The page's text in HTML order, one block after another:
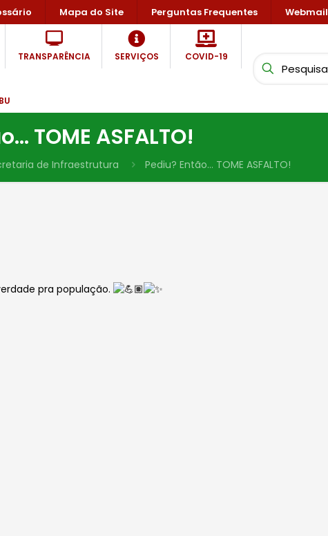
Mapa do Site Perguntas Frequentes Webmail
TRANSPARÊNCIA SERVIÇOS COVID-19
TOME ASFALTO!
de Infraestrutura Pediu? Então… TOME ASFALTO!
pra população.